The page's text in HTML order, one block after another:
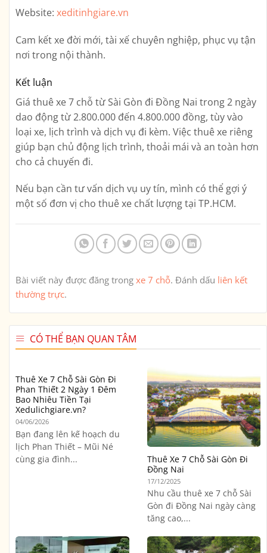
Website: xeditinhgiare.vn
Cam kết xe đời mới, tài xế chuyên nghiệp, phục vụ tận
nơi trong nội thành.
Kết luận
Giá thuê xe 7 chỗ từ Sài Gòn đi Đồng Nai trong 2 ngày
dao động từ2.800.000 đến 4.800.000 đồng, tùy vào
loại xe, lịch trình và dịch vụ đi kèm. Việc thuê xe riêng
giúp bạn chủ động lịch trình, thoải mái và an toàn hơn
cho cả chuyến đi.
Nếu bạn cần tư vấn dịch vụ uy tín, mình có thể gợi ý
một số đơn vị cho thuê xe chất lượng tại TP.HCM.
Bài viết này được đăng trong xe 7 chỗ. Đánh dấu liên kết
thường trực.
CÓ THỂ BẠN QUAN TÂM
Thuê Xe 7 Chỗ Sài Gòn Đi
Phan Thiết 2 Ngày 1 Đêm
Bao Nhiêu Tiền Tại
Xedulichgiare.vn?
04/06/2026
Bạn đang lên kế hoạch du
lịch Phan Thiết – Mũi Né
cùng gia đình...
Thuê Xe 7 Chỗ Sài Gòn Đi
Đồng Nai
17/12/2025
Nhu cầu thuê xe 7 chỗ Sài
Gòn đi Đồng Nai ngày càng
tăng cao,...